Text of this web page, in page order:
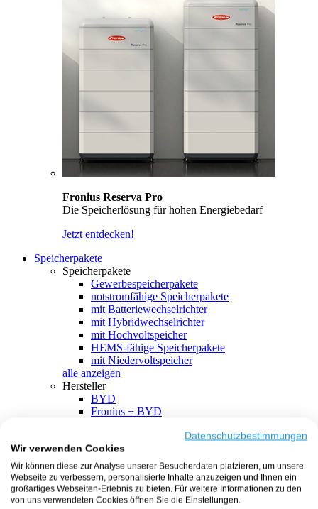
Fronius Reserva Pro
Die Speicherlösung für hohen Energiebedarf
Jetzt entdecken!
Speicherpakete
Speicherpakete
Gewerbespeicherpakete
notstromfähige Speicherpakete
mit Batteriewechselrichter
mit Hybridwechselrichter
mit Hochvoltspeicher
HEMS-fähige Speicherpakete
mit Niedervoltspeicher
alle anzeigen
Hersteller
BYD
Fronius + BYD
SMA + BYD
EcoFlow
EcoFlow + EcoFlow
FENECON
FENECON + FENECON
Datenschutzbestimmungen
Wir verwenden Cookies
Wir können diese zur Analyse unserer Besucherdaten platzieren, um unsere
Webseite zu verbessern, personalisierte Inhalte anzuzeigen und Ihnen ein
großartiges Webseiten-Erlebnis zu bieten. Für weitere Informationen zu den
von uns verwendeten Cookies öffnen Sie die Einstellungen.